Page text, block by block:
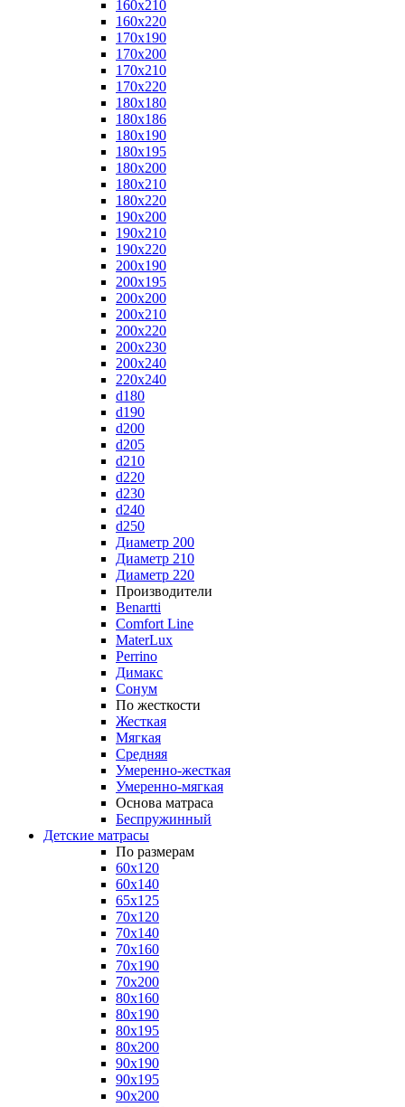
160x210
160x220
170x190
170x200
170x210
170x220
180x180
180x186
180x190
180x195
180x200
180x210
180x220
190x200
190x210
190x220
200x190
200x195
200x200
200x210
200x220
200x230
200x240
220x240
d180
d190
d200
d205
d210
d220
d230
d240
d250
Диаметр 200
Диаметр 210
Диаметр 220
Производители
Benartti
Comfort Line
MaterLux
Perrino
Димакс
Сонум
По жесткости
Жесткая
Мягкая
Средняя
Умеренно-жесткая
Умеренно-мягкая
Основа матраса
Беспружинный
Детские матрасы
По размерам
60x120
60x140
65x125
70x120
70x140
70x160
70x190
70x200
80x160
80x190
80x195
80x200
90x190
90x195
90x200